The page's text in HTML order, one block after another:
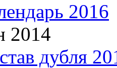
2016
2014
дубля